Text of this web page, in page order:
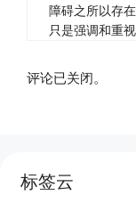
障碍之所以存
只是强调和重
评论已关闭。
标签云